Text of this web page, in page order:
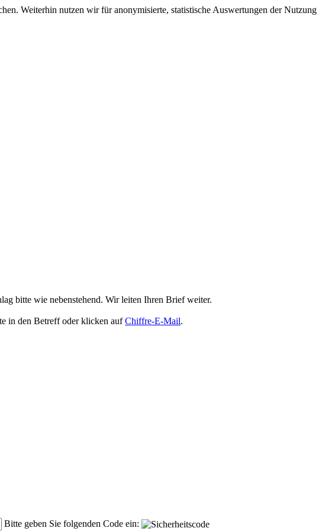
Weiterhin nutzen wir für anonymisierte, statistische Auswertungen der Nutzung
bitte wie nebenstehend. Wir leiten Ihren Brief weiter.
in den Betreff oder klicken aufChiffre-E-Mail.
Bitte geben Sie folgenden Code ein: